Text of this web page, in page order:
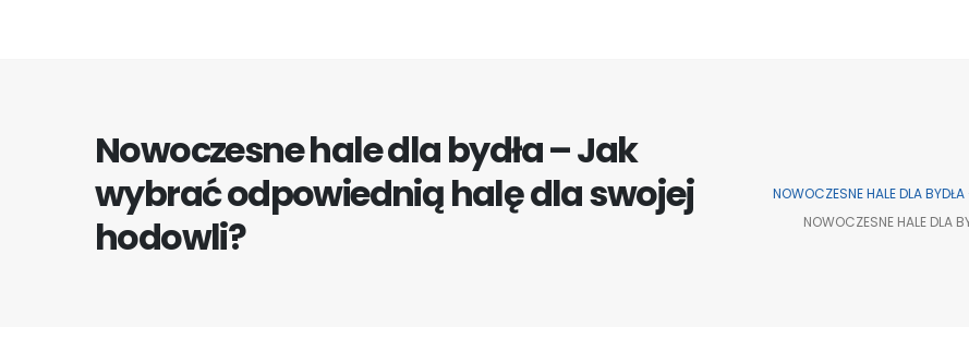
Nowoczesne hale dla bydła – Jak
wybrać odpowiednią halę dla swojej
hodowli?
NOWOCZESNE HALE DLA
NOWOCZESNE HALE DLA